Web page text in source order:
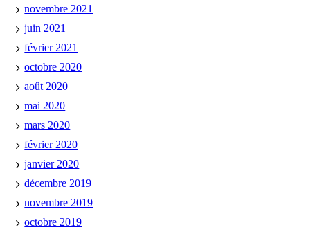
novembre 2021
juin 2021
février 2021
octobre 2020
août 2020
mai 2020
mars 2020
février 2020
janvier 2020
décembre 2019
novembre 2019
octobre 2019